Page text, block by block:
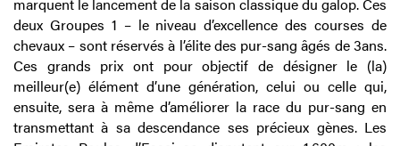
deux Groupes 1 – le niveau d’excellence des courses de
chevaux – sont réservés à l’élite des pur-sang âgés de 3ans.
Ces grands prix ont pour objectif de désigner le (la)
meilleur(e) élément d’une génération, celui ou celle qui,
ensuite, sera à même d’améliorer la race du pur-sang en
transmettant à sa descendance ses précieux gènes. Les